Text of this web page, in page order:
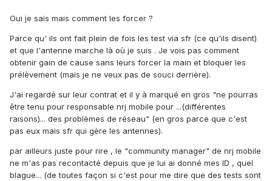
Oui je sais mais comment les forcer ?
Parce qu' ils ont fait plein de fois les test via sfr (ce qu'ils disent)
et que l'antenne marche là où je suis . Je vois pas comment
obtenir gain de cause sans leurs forcer la main et bloquer les
prélèvement (mais je ne veux pas de souci derrière).
J'ai regardé sur leur contrat et il y à marqué en gros "ne pourras
être tenu pour responsable nrj mobile pour ...(différentes
raisons)... des problèmes de réseau" (en gros parce que c'est
pas eux mais sfr qui gère les antennes).
par ailleurs juste pour rire , le "community manager" de nrj mobile
ne m'as pas recontacté depuis que je lui ai donné mes ID , quel
blague... (de toutes façon si c'est pour me dire que des tests sont